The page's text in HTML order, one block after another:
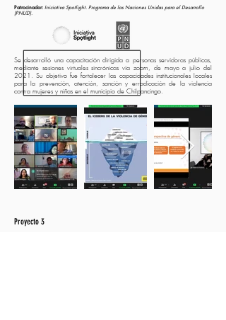
Patrocinador: Iniciativa Spotlight. Programa de las Naciones Unidas para el Desarrollo
(PNUD).
Se desarrolló una capacitación dirigida a personas servidoras públicas,
mediante sesiones virtuales sincrónicas vía zoom, de mayo a julio del
2021. Su objetivo fue fortalecer las capacidades institucionales locales
para la prevención, atención, sanción y erradicación de la violencia
contra mujeres y niñas en el municipio de Chilpancingo.
Proyecto 3